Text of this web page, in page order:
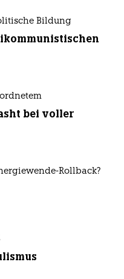
Bildung
bei voller
Rollback?